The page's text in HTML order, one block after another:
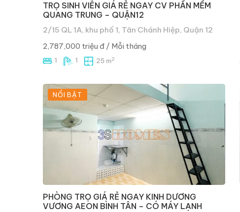
TRỌ SINH VIÊN GIÁ RẺ NGAY CV PHẦN MỀM
QUANG TRUNG – QUẬN12
2/15 QL 1A, khu phố 1, Tân Chánh Hiệp, Quận 12
2,787,000 triệu đ / Mỗi tháng
1 1 25 m2
NỔI BẬT
PHÒNG TRỌ GIÁ RẺ NGAY KINH DƯƠNG
VƯƠNG AEON BÌNH TÂN – CÓ MÁY LẠNH